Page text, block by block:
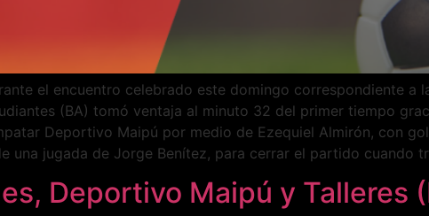
el encuentro celebrado este domingo correspondiente a
(BA) tomó ventaja al minuto 32 del primer tiempo
Deportivo Maipú por medio de Ezequiel Almirón, con
una jugada de Jorge Benítez, para cerrar el partido cuando
Deportivo Maipú y Talleres